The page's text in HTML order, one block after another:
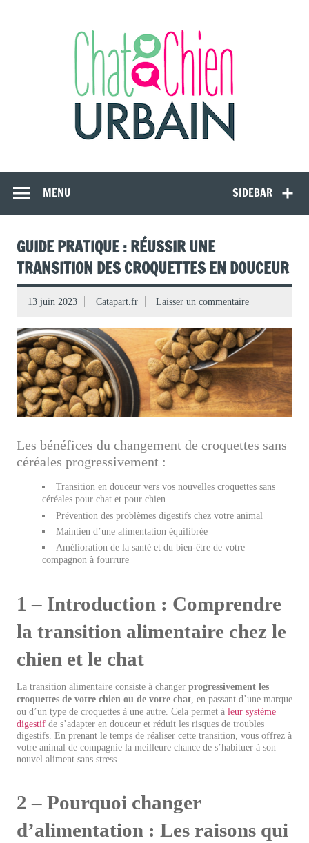
CAT APART
d'intérieur
SIDEBAR
MENU
GUIDE PRATIQUE : RÉUSSIR UNE
TRANSITION DES CROQUETTES EN DOUCEUR
13 juin 2023 Catapart.fr Laisser un commentaire
Les bénéfices du changement de croquettes sans
céréales progressivement :
Transition en douceur vers vos nouvelles croquettes sans
céréales pour chat et pour chien
Prévention des problèmes digestifs chez votre animal
Maintien d’une alimentation équilibrée
Amélioration de la santé et du bien-être de votre
compagnon à fourrure
1 – Introduction : Comprendre
la transition alimentaire chez le
chien et le chat
La transition alimentaire consiste à changer progressivement les
croquettes de votre chien ou de votre chat , en passant d’une marque
ou d’un type de croquettes à une autre. Cela permet à leur système
digestif de s’adapter en douceur et réduit les risques de troubles
digestifs. En prenant le temps de réaliser cette transition, vous offrez à
votre animal de compagnie la meilleure chance de s’habituer à son
nouvel aliment sans stress.
2 – Pourquoi changer
d’alimentation : Les raisons qui